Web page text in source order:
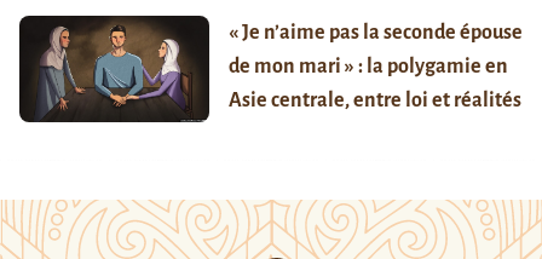
« Je n’aime pas la seconde épouse
de mon mari » : la polygamie en
Asie centrale, entre loi et réalités